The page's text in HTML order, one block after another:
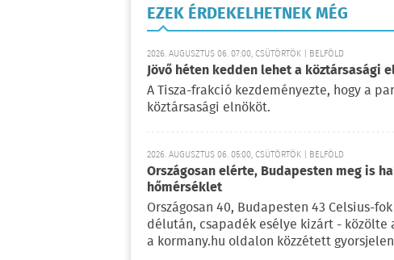
EZEK ÉRDEKELHETNEK MÉG
2026. AUGUSZTUS 06. 07:00, CSÜTÖRTÖK | BELFÖLD
Jövő héten kedden lehet a köztársasági
A Tisza-frakció kezdeményezte, hogy a
köztársasági elnököt.
2026. AUGUSZTUS 06. 05:00, CSÜTÖRTÖK | BELFÖLD
Országosan elérte, Budapesten meg is
hőmérséklet
Országosan 40, Budapesten 43 Celsius-
délután, csapadék esélye kizárt - közölte
a kormany.hu oldalon közzétett